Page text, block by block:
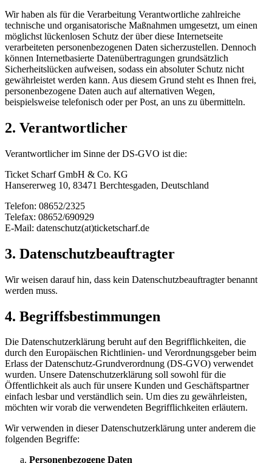
Wir haben als für die Verarbeitung Verantwortliche zahlreiche
technische und organisatorische Maßnahmen umgesetzt, um einen
möglichst lückenlosen Schutz der über diese Internetseite
verarbeiteten personenbezogenen Daten sicherzustellen. Dennoch
können Internetbasierte Datenübertragungen grundsätzlich
Sicherheitslücken aufweisen, sodass ein absoluter Schutz nicht
gewährleistet werden kann. Aus diesem Grund steht es Ihnen frei,
personenbezogene Daten auch auf alternativen Wegen,
beispielsweise telefonisch oder per Post, an uns zu übermitteln.
2. Verantwortlicher
Verantwortlicher im Sinne der DS-GVO ist die:
Ticket Scharf GmbH & Co. KG
Hansererweg 10, 83471 Berchtesgaden, Deutschland
Telefon: 08652/2325
Telefax: 08652/690929
E-Mail: datenschutz(at)ticketscharf.de
3. Datenschutzbeauftragter
Wir weisen darauf hin, dass kein Datenschutzbeauftragter benannt
werden muss.
4. Begriffsbestimmungen
Die Datenschutzerklärung beruht auf den Begrifflichkeiten, die
durch den Europäischen Richtlinien- und Verordnungsgeber beim
Erlass der Datenschutz-Grundverordnung (DS-GVO) verwendet
wurden. Unsere Datenschutzerklärung soll sowohl für die
Öffentlichkeit als auch für unsere Kunden und Geschäftspartner
einfach lesbar und verständlich sein. Um dies zu gewährleisten,
möchten wir vorab die verwendeten Begrifflichkeiten erläutern.
Wir verwenden in dieser Datenschutzerklärung unter anderem die
folgenden Begriffe:
Personenbezogene Daten